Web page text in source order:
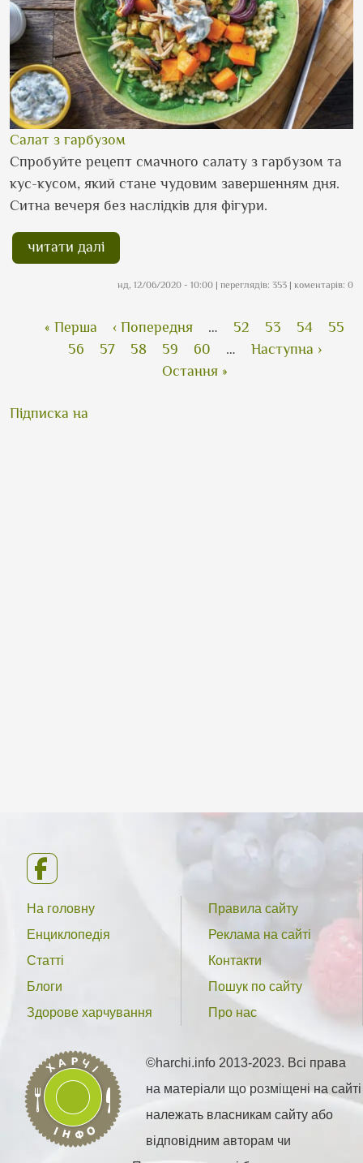
Салат з гарбузом
Спробуйте рецепт смачного салату з гарбузом та
кус-кусом, який стане чудовим завершенням дня.
Ситна вечеря без наслідків для фігури.
читати далі
нд, 12/06/2020 - 10:00 | переглядів: 353 | коментарів: 0
Розбивка на сторінки
Перша сторінка
« Перша Попередня сторінка
‹ Попередня … Сторінка
52 Сторінка
53 Сторінка
54
55
Поточна сторінка
56 Сторінка
57 Сторінка
58 Сторінка
59 Сторінка
60 … Наступна
Наступна ›
Остання сторінка
Остання »
Підписка на
На головну
Енциклопедія
Статті
Блоги
Здорове харчування
Правила сайту
Реклама на сайті
Контакти
Пошук по сайту
Про нас
©harchi.info 2013-2023. Всі права
на матеріали що розміщені на сайті
належать власникам сайту або
відповідним авторам чи